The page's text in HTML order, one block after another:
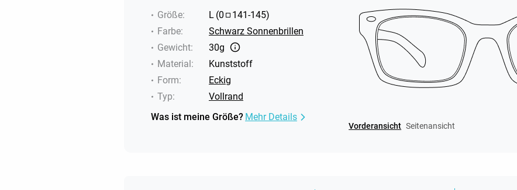
Größe: L (0 141-145)
Farbe:
Schwarz Sonnenbrillen
Gewicht:
30g
Material:
Kunststoff
Form:
Eckig
Typ:
Vollrand
Was ist meine Größe? Mehr Details
Vorderansicht Seitenansicht